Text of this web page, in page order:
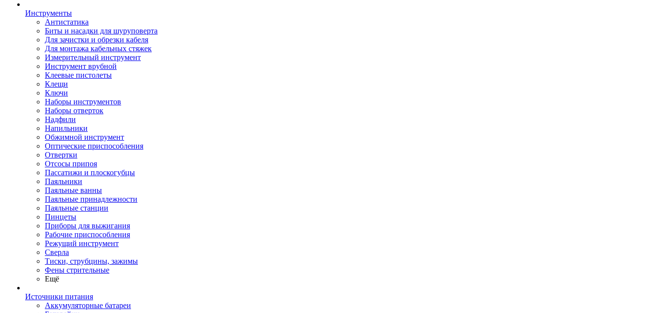
Инструменты
Антистатика
Биты и насадки для шуруповерта
Для зачистки и обрезки кабеля
Для монтажа кабельных стяжек
Измерительный инструмент
Инструмент врубной
Клеевые пистолеты
Клещи
Ключи
Наборы инструментов
Наборы отверток
Надфили
Напильники
Обжимной инструмент
Оптические приспособления
Отвертки
Отсосы припоя
Пассатижи и плоскогубцы
Паяльники
Паяльные ванны
Паяльные принадлежности
Паяльные станции
Пинцеты
Приборы для выжигания
Рабочие приспособления
Режущий инструмент
Сверла
Тиски, струбцины, зажимы
Фены стрительные
Ещё
Источники питания
Аккумуляторные батареи